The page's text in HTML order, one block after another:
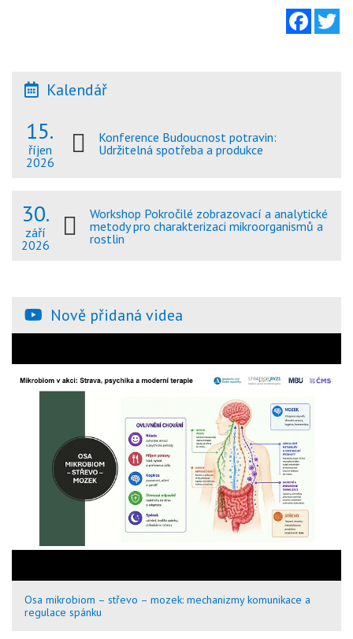
Kalendář
15.
říjen
2026
Konference Budoucnost potravin:
Udržitelná spotřeba a produkce
30.
září
2026
Workshop Pokročilé zobrazovací a analytické
metody pro charakterizaci mikroorganismů a
rostlin
Nově přidaná videa
Osa mikrobiom – střevo – mozek: mechanizmy komunikace a
regulace spánku